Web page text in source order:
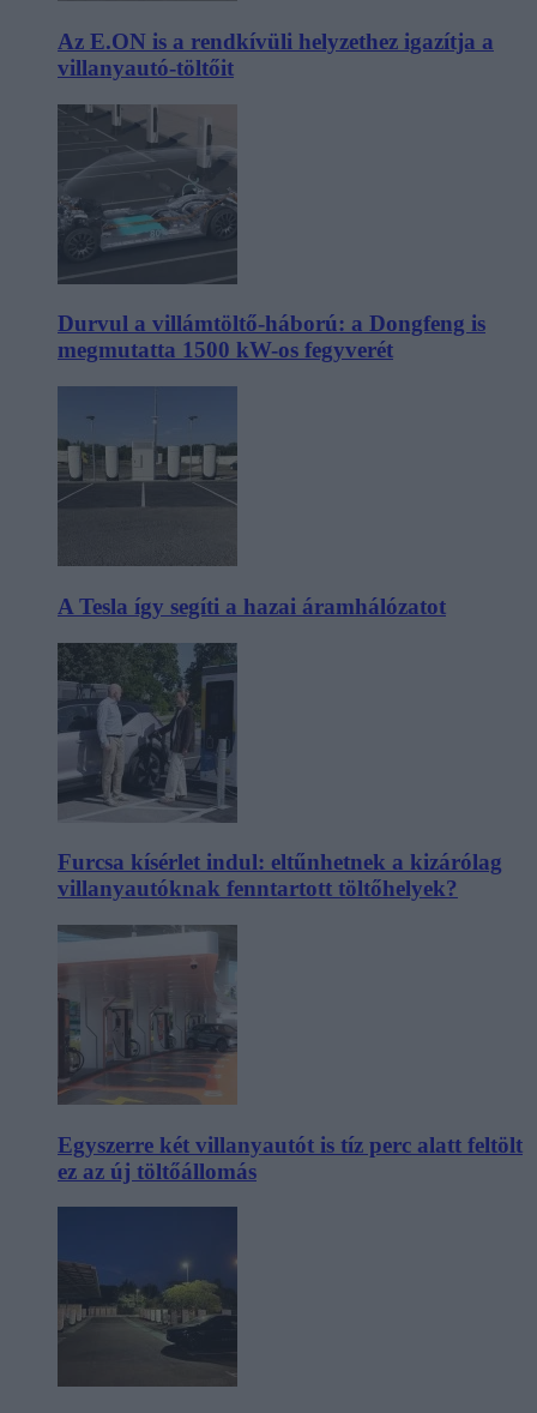
Az E.ON is a rendkívüli helyzethez igazítja a
villanyautó-töltőit
Durvul a villámtöltő-háború: a Dongfeng is
megmutatta 1500 kW-os fegyverét
A Tesla így segíti a hazai áramhálózatot
Furcsa kísérlet indul: eltűnhetnek a kizárólag
villanyautóknak fenntartott töltőhelyek?
Egyszerre két villanyautót is tíz perc alatt feltölt
ez az új töltőállomás